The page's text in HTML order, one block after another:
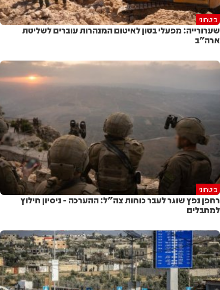
ביטחוני
שערורייה: מפעלי בטון לאיטום המנהרות עוברים לשליטת
ארה״ב
ביטחוני
רחפן נפץ שוגר לעבר כוחות צה"ל: ההערכה - ניסיון חילוץ
למחבלים